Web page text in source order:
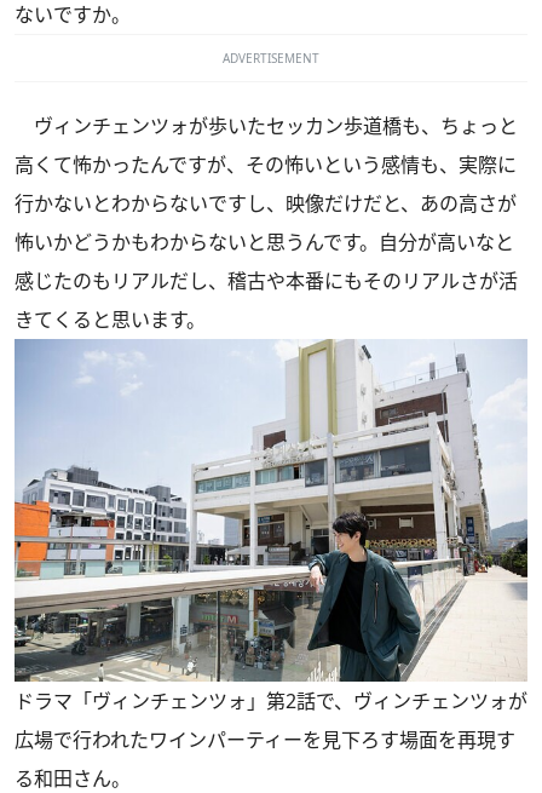
ないですか。
ADVERTISEMENT
ヴィンチェンツォが歩いたセッカン歩道橋も、ちょっと
高くて怖かったんですが、その怖いという感情も、実際に
行かないとわからないですし、映像だけだと、あの高さが
怖いかどうかもわからないと思うんです。自分が高いなと
感じたのもリアルだし、稽古や本番にもそのリアルさが活
きてくると思います。
ドラマ「ヴィンチェンツォ」第2話で、ヴィンチェンツォが
広場で行われたワインパーティーを見下ろす場面を再現す
る和田さん。